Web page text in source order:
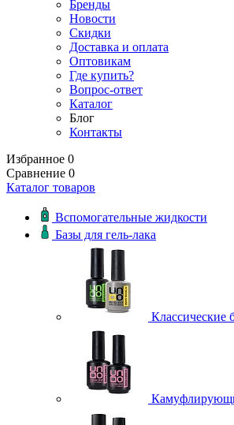
Бренды
Новости
Скидки
Доставка и оплата
Оптовикам
Где купить?
Вопрос-ответ
Каталог
Блог
Контакты
Избранное 0
Сравнение 0
Каталог товаров
Вспомогательные жидкости
Базы для гель-лака
Классические